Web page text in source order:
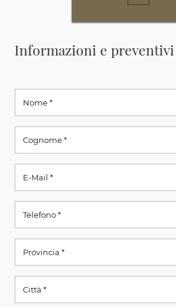
Informazioni e preventivi